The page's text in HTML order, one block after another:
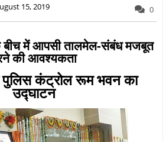
15, 2019 0
में आपसी तालमेल-संबंध मजबूत
की आवश्यकता
पुलिस कंट्रोल रूम भवन का
उद्घाटन